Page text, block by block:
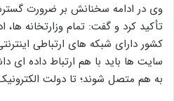
وی در ادامه سخنانش بر ضرورت
تأکید کرد و گفت: تمام وزارتخانه ها،
کشور دارای شبکه های ارتباطی
سایت ها باید با هم ارتباط داده ای
به هم متصل شوند؛ تا دولت